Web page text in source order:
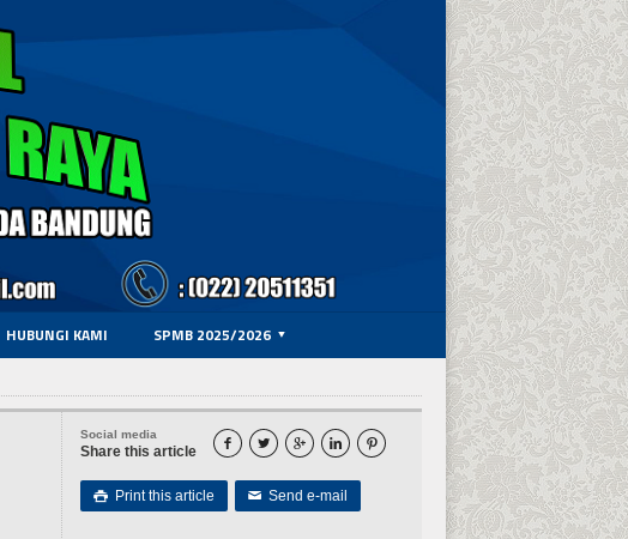
HUBUNGI KAMI SPMB 2025/2026
Social media
Share this article     
 Print this article ✉ Send e-mail